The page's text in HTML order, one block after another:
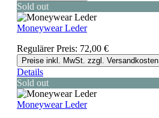
Sold out
Moneywear Leder
Regulärer Preis: 72,00 €
Preise inkl. MwSt. zzgl. Versandkosten
Details
Sold out
Moneywear Leder